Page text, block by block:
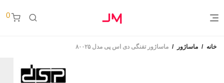
0
خانه / ماساژور / ماساژور تفنگی دی اس پی مدل ۸۰۰۲۵